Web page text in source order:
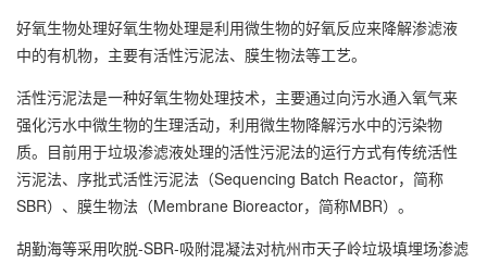
好氧生物处理好氧生物处理是利用微生物的好氧反应来降解渗滤液
中的有机物，主要有活性污泥法、膜生物法等工艺。
活性污泥法是一种好氧生物处理技术，主要通过向污水通入氧气来
强化污水中微生物的生理活动，利用微生物降解污水中的污染物
质。目前用于垃圾渗滤液处理的活性污泥法的运行方式有传统活性
污泥法、序批式活性污泥法（Sequencing Batch Reactor，简称
SBR）、膜生物法（Membrane Bioreactor，简称MBR）。
胡勤海等采用吹脱-SBR-吸附混凝法对杭州市天子岭垃圾填埋场渗滤